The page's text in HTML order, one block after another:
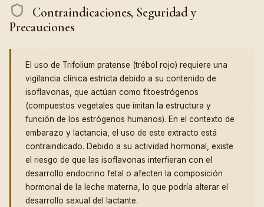
Contraindicaciones, Seguridad y
Precauciones
El uso de Trifolium pratense (trébol rojo) requiere una
vigilancia clínica estricta debido a su contenido de
isoflavonas, que actúan como fitoestrógenos
(compuestos vegetales que imitan la estructura y
función de los estrógenos humanos). En el contexto de
embarazo y lactancia, el uso de este extracto está
contraindicado. Debido a su actividad hormonal, existe
el riesgo de que las isoflavonas interfieran con el
desarrollo endocrino fetal o afecten la composición
hormonal de la leche materna, lo que podría alterar el
desarrollo sexual del lactante.